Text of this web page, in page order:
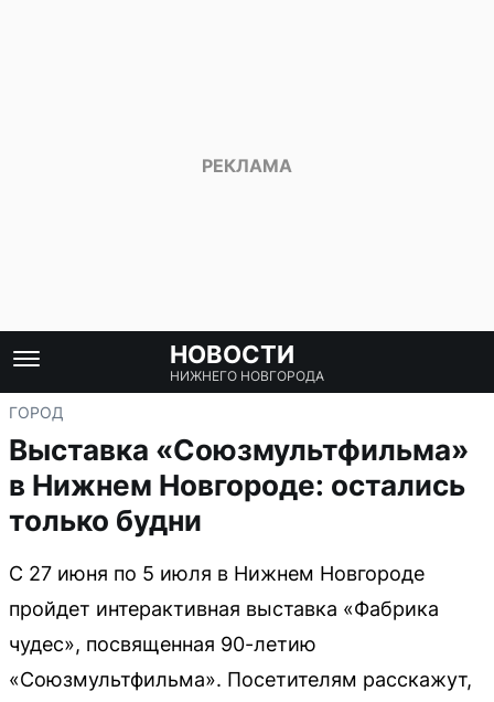
НОВОСТИ
НИЖНЕГО НОВГОРОДА
ГОРОД
Выставка «Союзмультфильма»
в Нижнем Новгороде: остались
только будни
С 27 июня по 5 июля в Нижнем Новгороде
пройдет интерактивная выставка «Фабрика
чудес», посвященная 90-летию
«Союзмультфильма». Посетителям расскажут,